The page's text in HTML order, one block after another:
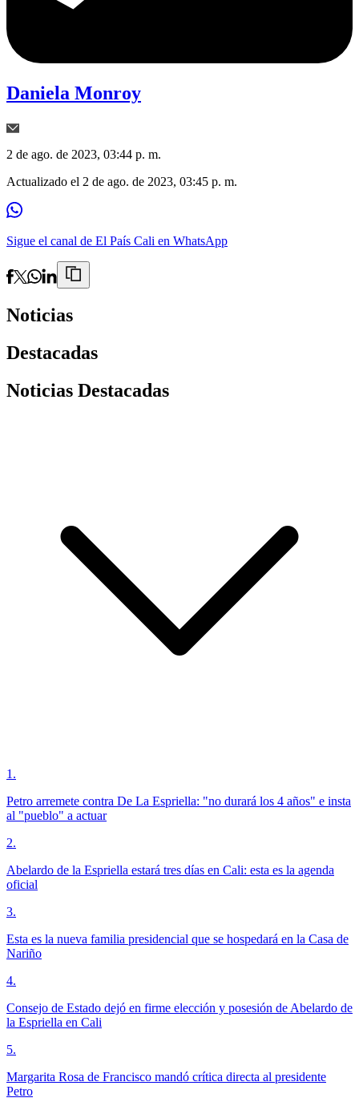
Daniela Monroy
2 de ago. de 2023, 03:44 p. m.
Actualizado el 2 de ago. de 2023, 03:45 p. m.
Sigue el canal de El País Cali en WhatsApp
Noticias
Destacadas
Noticias Destacadas
1 .
Petro arremete contra De La Espriella: "no durará los 4 años" e insta
al "pueblo" a actuar
2.
Abelardo de la Espriella estará tres días en Cali: esta es la agenda
oficial
3.
Esta es la nueva familia presidencial que se hospedará en la Casa de
Nariño
4.
Consejo de Estado dejó en firme elección y posesión de Abelardo de
la Espriella en Cali
5.
Margarita Rosa de Francisco mandó crítica directa al presidente
Petro